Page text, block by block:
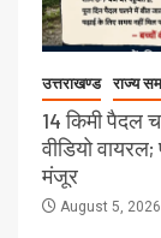
उत्तराखण्ड राज्य
14 किमी पैदल
वीडियो
मंजूर
August 5, 2026